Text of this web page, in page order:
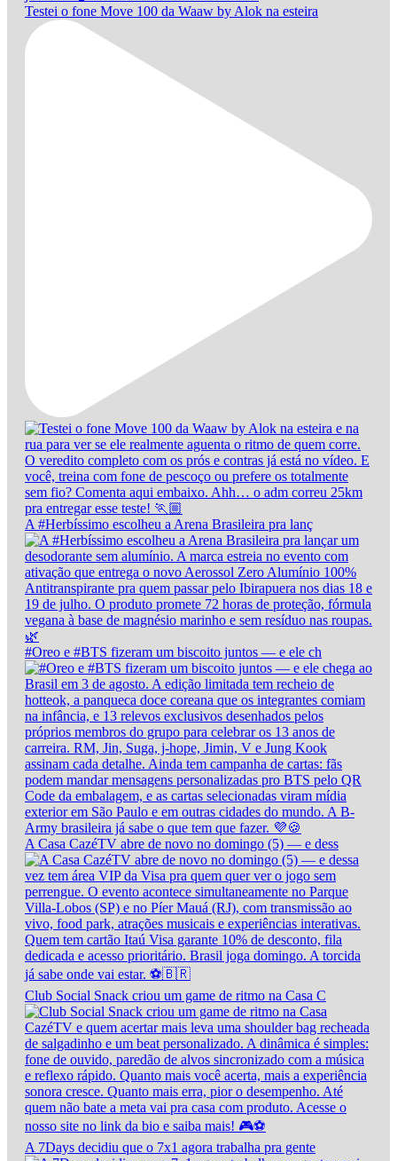
Testei o fone Move 100 da Waaw by Alok na esteira
A #Herbíssimo escolheu a Arena Brasileira pra lanç
#Oreo e #BTS fizeram um biscoito juntos — e ele ch
A Casa CazéTV abre de novo no domingo (5) — e dess
Club Social Snack criou um game de ritmo na Casa C
A 7Days decidiu que o 7x1 agora trabalha pra gente